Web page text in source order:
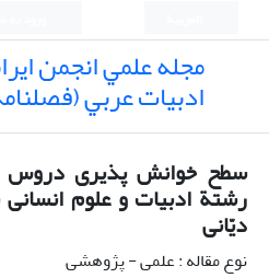
مجله علمي انجمن
ادبيات عربي
سطح خوانش پذیری دروس
رشتة ادبیات و علوم
دیّانی
نوع مقاله : علمی - پژوهشی